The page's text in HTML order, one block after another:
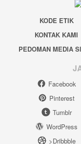
KODE ETIK
KONTAK KAMI
PEDOMAN MEDIA
Facebook
Pinterest
Tumblr
WordPress
>Dribbble